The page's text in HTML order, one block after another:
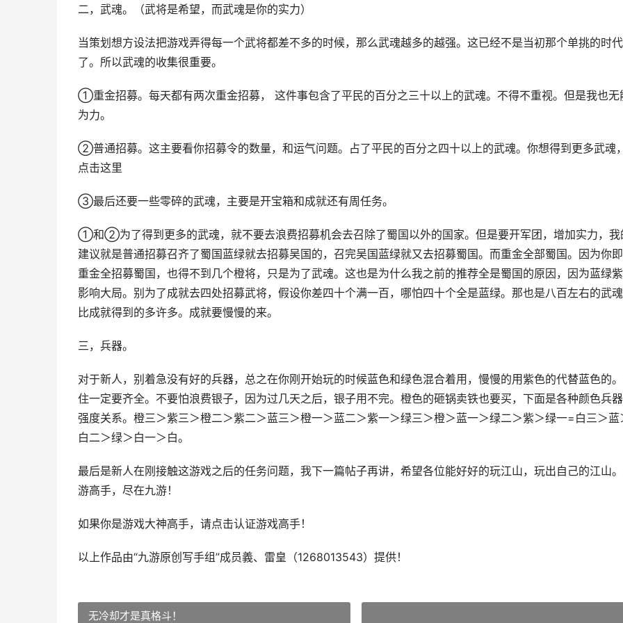
二，武魂。（武将是希望，而武魂是你的实力）
当策划想方设法把游戏弄得每一个武将都差不多的时候，那么武魂越多的越强。这已经不是当初那个单挑的时代
了。所以武魂的收集很重要。
①重金招募。每天都有两次重金招募， 这件事包含了平民的百分之三十以上的武魂。不得不重视。但是我也无
为力。
②普通招募。这主要看你招募令的数量，和运气问题。占了平民的百分之四十以上的武魂。你想得到更多武魂，
点击这里
③最后还要一些零碎的武魂，主要是开宝箱和成就还有周任务。
①和②为了得到更多的武魂，就不要去浪费招募机会去召除了蜀国以外的国家。但是要开军团，增加实力，我
建议就是普通招募召齐了蜀国蓝绿就去招募吴国的，召完吴国蓝绿就又去招募蜀国。而重金全部蜀国。因为你
重金全招募蜀国，也得不到几个橙将，只是为了武魂。这也是为什么我之前的推荐全是蜀国的原因，因为蓝绿
影响大局。别为了成就去四处招募武将，假设你差四十个满一百，哪怕四十个全是蓝绿。那也是八百左右的武魂
比成就得到的多许多。成就要慢慢的来。
三，兵器。
对于新人，别着急没有好的兵器，总之在你刚开始玩的时候蓝色和绿色混合着用，慢慢的用紫色的代替蓝色的
住一定要齐全。不要怕浪费银子，因为过几天之后，银子用不完。橙色的砸锅卖铁也要买，下面是各种颜色兵
强度关系。橙三＞紫三＞橙二＞紫二＞蓝三＞橙一＞蓝二＞紫一＞绿三＞橙＞蓝一＞绿二＞紫＞绿一=白三＞蓝
白二＞绿＞白一＞白。
最后是新人在刚接触这游戏之后的任务问题，我下一篇帖子再讲，希望各位能好好的玩江山，玩出自己的江山
游高手，尽在九游！
如果你是游戏大神高手，请点击认证游戏高手！
以上作品由“九游原创写手组”成员義、雷皇（1268013543）提供！
无冷却才是真格斗！